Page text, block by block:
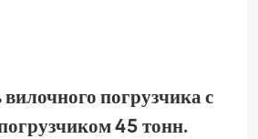
погрузчика с
45 тонн.